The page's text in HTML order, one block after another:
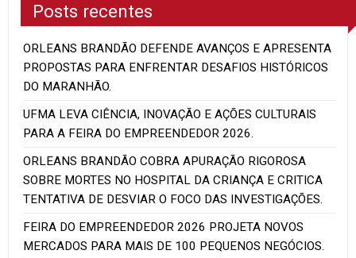
Posts recentes
ORLEANS BRANDÃO DEFENDE AVANÇOS E APRESENTA
PROPOSTAS PARA ENFRENTAR DESAFIOS HISTÓRICOS
DO MARANHÃO.
UFMA LEVA CIÊNCIA, INOVAÇÃO E AÇÕES CULTURAIS
PARA A FEIRA DO EMPREENDEDOR 2026.
ORLEANS BRANDÃO COBRA APURAÇÃO RIGOROSA
SOBRE MORTES NO HOSPITAL DA CRIANÇA E CRITICA
TENTATIVA DE DESVIAR O FOCO DAS INVESTIGAÇÕES.
FEIRA DO EMPREENDEDOR 2026 PROJETA NOVOS
MERCADOS PARA MAIS DE 100 PEQUENOS NEGÓCIOS.